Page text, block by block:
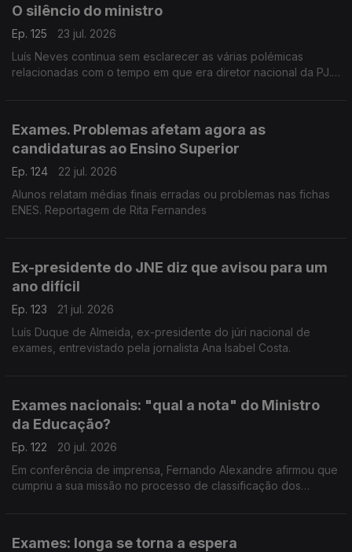
O silêncio do ministro
Ep. 125
23 jul. 2026
Luís Neves continua sem esclarecer as várias polémicas
relacionadas com o tempo em que era diretor nacional da PJ.
Exames. Problemas afetam agora as
candidaturas ao Ensino Superior
Ep. 124
22 jul. 2026
Alunos relatam médias finais erradas ou problemas nas fichas
ENES. Reportagem de Rita Fernandes
Ex-presidente do JNE diz que avisou para um
ano difícil
Ep. 123
21 jul. 2026
Luís Duque de Almeida, ex-presidente do júri nacional de
exames, entrevistado pela jornalista Ana Isabel Costa.
Exames nacionais: "qual a nota" do Ministro
da Educação?
Ep. 122
20 jul. 2026
Em conferência de imprensa, Fernando Alexandre afirmou que
cumpriu a sua missão no processo de classificação dos
Exames: longa se torna a espera